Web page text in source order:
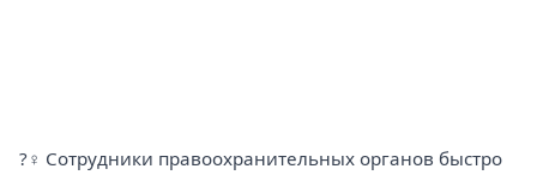
?‍♀️ Сотрудники правоохранительных органов быстро